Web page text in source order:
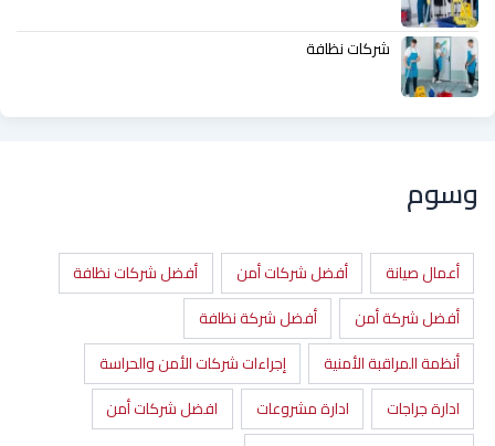
شركات نظافة
وسوم
أعمال صيانة أفضل شركات أمن
أفضل شركات نظافة
أفضل شركة أمن
أفضل شركة نظافة
أنظمة المراقبة الأمنية
إجراءات شركات الأمن والحراسة
ادارة جراجات
ادارة مشروعات
افضل شركات أمن